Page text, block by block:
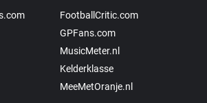
FootballCritic.com
GPFans.com
MusicMeter.nl
Kelderklasse
MeeMetOranje.nl